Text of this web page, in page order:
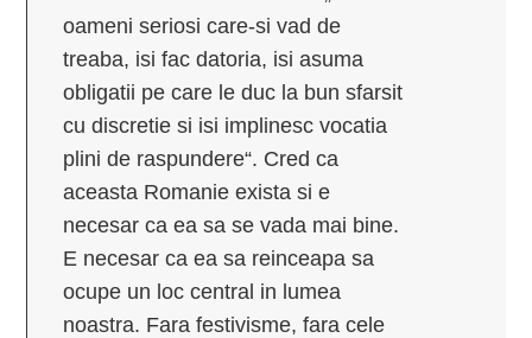
oameni seriosi care-si vad de
treaba, isi fac datoria, isi asuma
obligatii pe care le duc la bun sfarsit
cu discretie si isi implinesc vocatia
plini de raspundere“. Cred ca
aceasta Romanie exista si e
necesar ca ea sa se vada mai bine.
E necesar ca ea sa reinceapa sa
ocupe un loc central in lumea
noastra. Fara festivisme, fara cele